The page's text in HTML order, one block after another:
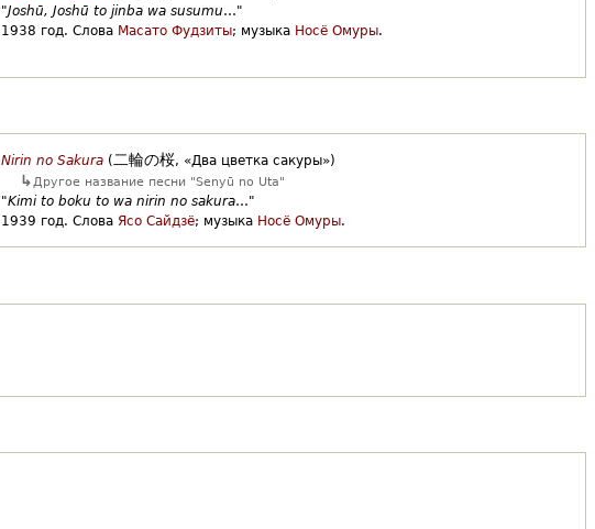
"Joshū, Joshū to jinba wa susumu…"
1938 год. Слова Масато Фудзиты; музыка Носё Омуры.
Nirin no Sakura (二輪の桜, «Два цветка сакуры»)
↳Другое название песни "Senyū no Uta"
"Kimi to boku to wa nirin no sakura…"
1939 год. Слова Ясо Сайдзё; музыка Носё Омуры.